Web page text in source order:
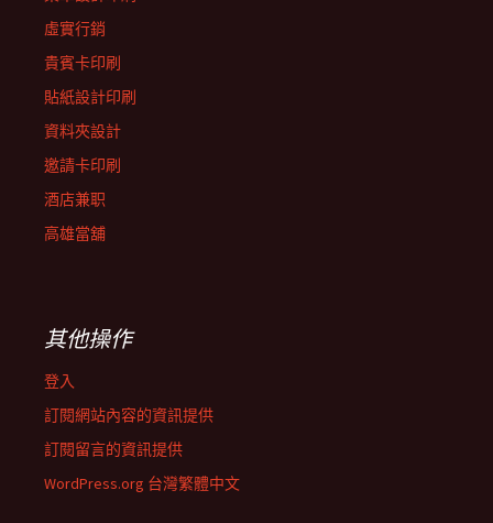
虛實行銷
貴賓卡印刷
貼紙設計印刷
資料夾設計
邀請卡印刷
酒店兼职
高雄當舖
其他操作
登入
訂閱網站內容的資訊提供
訂閱留言的資訊提供
WordPress.org 台灣繁體中文